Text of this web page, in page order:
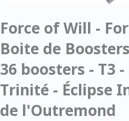
Force of Will -
Boite de
36 boosters - T3
Trinité - Éclipse
de l'Outremond